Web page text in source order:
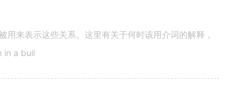
来表示这些关系。这里有关于何时该用介词的解释，
in a buil